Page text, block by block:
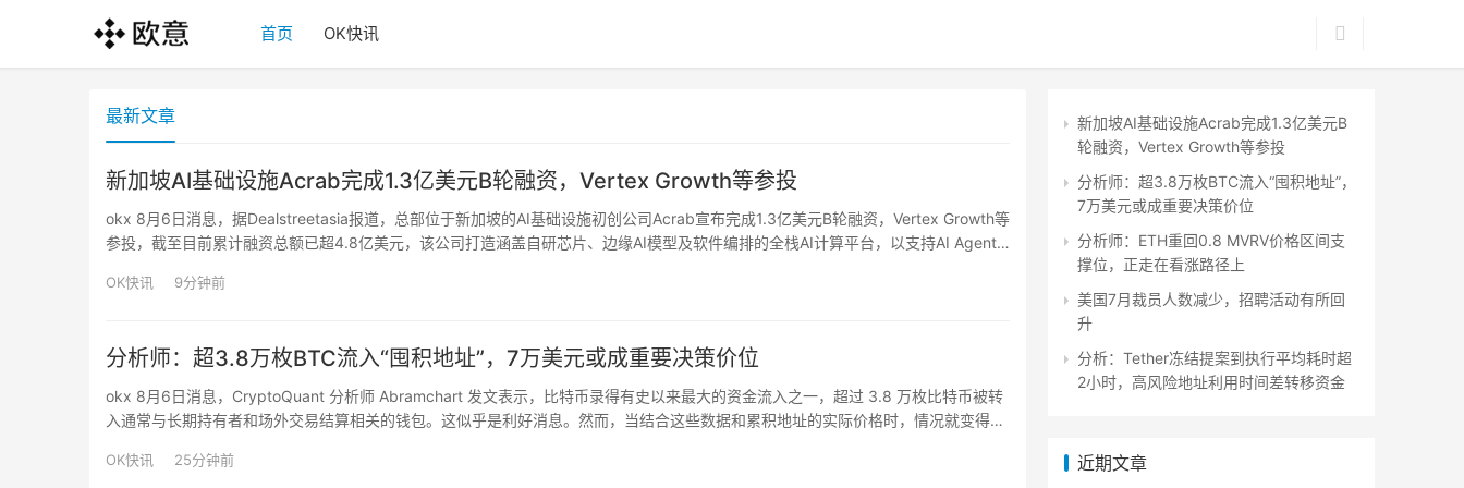
首页 OK快讯
最新文章
新加坡AI基础设施Acrab完成1.3亿美元B轮融资，Vertex Growth等参投
okx 8月6日消息，据Dealstreetasia报道，总部位于新加坡的AI基础设施初创公司Acrab宣布完成1.3亿美元B轮融资，Vertex Growth等
参投，截至目前累计融资总额已超4.8亿美元，该公司打造涵盖自研芯片、边缘AI模型及软件编排的全栈AI计算平台，以支持AI Agent
OK快讯 9分钟前
分析师：超3.8万枚BTC流入“囤积地址”，7万美元或成重要决策价位
okx 8月6日消息，CryptoQuant 分析师 Abramchart 发文表示，比特币录得有史以来最大的资金流入之一，超过 3.8 万枚比特币被转
入通常与长期持有者和场外交易结算相关的钱包。这似乎是利好消息。然而，当结合这些数据和累积地址的实际价格时，情况就变得更
OK快讯 25分钟前
新加坡AI基础设施Acrab完成1.3亿美元B
轮融资，Vertex Growth等参投
分析师：超3.8万枚BTC流入“囤积地址”，
7万美元或成重要决策价位
分析师：ETH重回0.8 MVRV价格区间支
撑位，正走在看涨路径上
美国7月裁员人数减少，招聘活动有所回
升
分析：Tether冻结提案到执行平均耗时超
2小时，高风险地址利用时间差转移资金
近期文章